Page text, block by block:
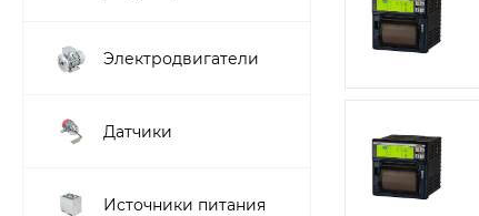
Электродвигатели
Датчики
Источники питания